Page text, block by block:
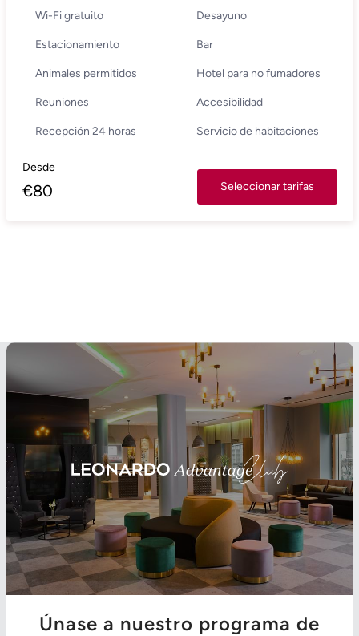
Wi-Fi gratuito Desayuno
Estacionamiento Bar
Animales permitidos Hotel para no fumadores
Reuniones Accesibilidad
Recepción 24 horas Servicio de habitaciones
Desde
€80 Seleccionar tarifas
Únase a nuestro programa de